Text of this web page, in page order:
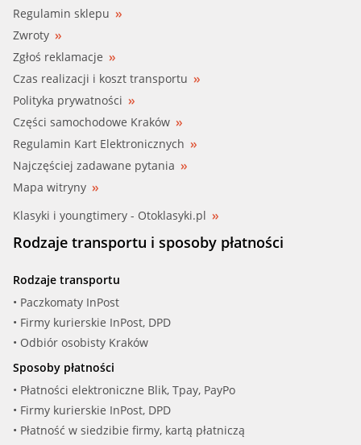
Regulamin sklepu
Zwroty
Zgłoś reklamacje
Czas realizacji i koszt transportu
Polityka prywatności
Części samochodowe Kraków
Regulamin Kart Elektronicznych
Najczęściej zadawane pytania
Mapa witryny
Klasyki i youngtimery - Otoklasyki.pl
Rodzaje transportu i sposoby płatności
Rodzaje transportu
• Paczkomaty InPost
• Firmy kurierskie InPost, DPD
• Odbiór osobisty Kraków
Sposoby płatności
• Płatności elektroniczne Blik, Tpay, PayPo
• Firmy kurierskie InPost, DPD
• Płatność w siedzibie firmy, kartą płatniczą